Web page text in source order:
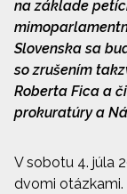
na základe
Slovenska sa
so zrušením
Roberta Fica a
prokuratúry a
V sobotu 4. júla
dvomi otázkami.